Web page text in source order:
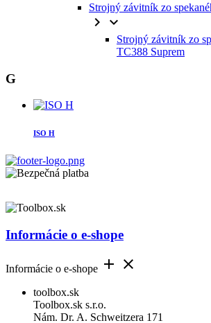
Strojný závitník zo
 
Strojný závitník zo
TC388 Suprem
G
ISO H
Informácie o e-shope
Informácie o e-shope  
toolbox.sk
Toolbox.sk s.r.o.
Nám. Dr. A. Schweitzera 171